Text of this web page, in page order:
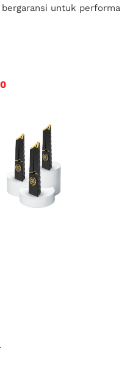
bergaransi untuk performa